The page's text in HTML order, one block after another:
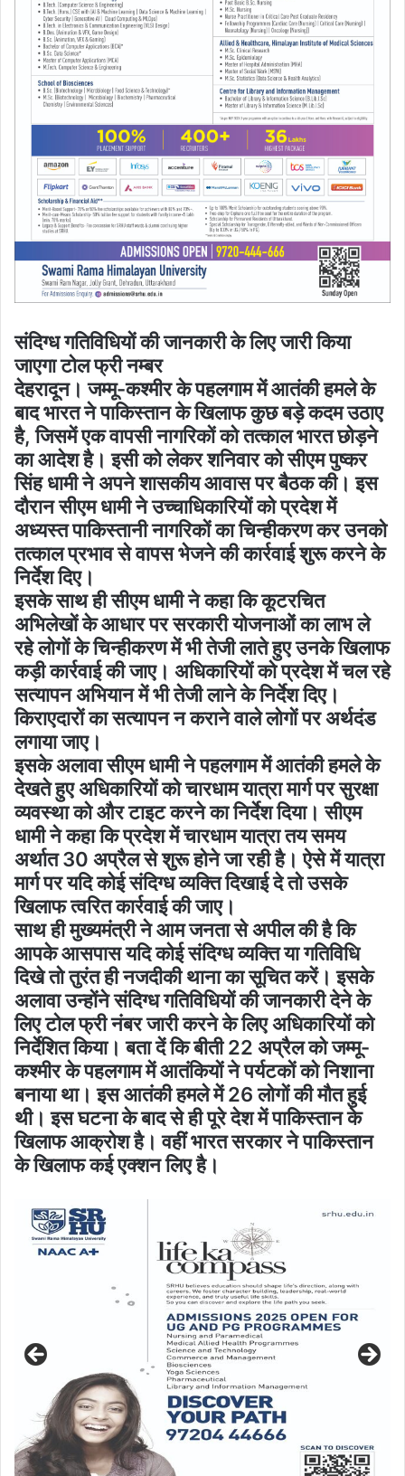
संदिग्ध गतिविधियों की जानकारी के लिए जारी किया
जाएगा टोल फ्री नम्बर
देहरादून। जम्मू-कश्मीर के पहलगाम में आतंकी हमले के
बाद भारत ने पाकिस्तान के खिलाफ कुछ बड़े कदम उठाए
है, जिसमें एक वापसी नागरिकों को तत्काल भारत छोड़ने
का आदेश है। इसी को लेकर शनिवार को सीएम पुष्कर
सिंह धामी ने अपने शासकीय आवास पर बैठक की। इस
दौरान सीएम धामी ने उच्चाधिकारियों को प्रदेश में
अध्यस्त पाकिस्तानी नागरिकों का चिन्हीकरण कर उनको
तत्काल प्रभाव से वापस भेजने की कार्रवाई शुरू करने के
निर्देश दिए।
इसके साथ ही सीएम धामी ने कहा कि कूटरचित
अभिलेखों के आधार पर सरकारी योजनाओं का लाभ ले
रहे लोगों के चिन्हीकरण में भी तेजी लाते हुए उनके खिलाफ
कड़ी कार्रवाई की जाए। अधिकारियों को प्रदेश में चल रहे
सत्यापन अभियान में भी तेजी लाने के निर्देश दिए।
किराएदारों का सत्यापन न कराने वाले लोगों पर अर्थदंड
लगाया जाए।
इसके अलावा सीएम धामी ने पहलगाम में आतंकी हमले के
देखते हुए अधिकारियों को चारधाम यात्रा मार्ग पर सुरक्षा
व्यवस्था को और टाइट करने का निर्देश दिया। सीएम
धामी ने कहा कि प्रदेश में चारधाम यात्रा तय समय
अर्थात 30 अप्रैल से शुरू होने जा रही है। ऐसे में यात्रा
मार्ग पर यदि कोई संदिग्ध व्यक्ति दिखाई दे तो उसके
खिलाफ त्वरित कार्रवाई की जाए।
साथ ही मुख्यमंत्री ने आम जनता से अपील की है कि
आपके आसपास यदि कोई संदिग्ध व्यक्ति या गतिविधि
दिखे तो तुरंत ही नजदीकी थाना का सूचित करें। इसके
अलावा उन्होंने संदिग्ध गतिविधियों की जानकारी देने के
लिए टोल फ्री नंबर जारी करने के लिए अधिकारियों को
निर्देशित किया। बता दें कि बीती 22 अप्रैल को जम्मू-
कश्मीर के पहलगाम में आतंकियों ने पर्यटकों को निशाना
बनाया था। इस आतंकी हमले में 26 लोगों की मौत हुई
थी। इस घटना के बाद से ही पूरे देश में पाकिस्तान के
खिलाफ आक्रोश है। वहीं भारत सरकार ने पाकिस्तान
के खिलाफ कई एक्शन लिए है।